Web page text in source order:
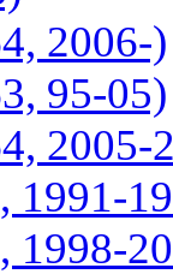
2006-)
95-05)
2005-
1991-
1998-